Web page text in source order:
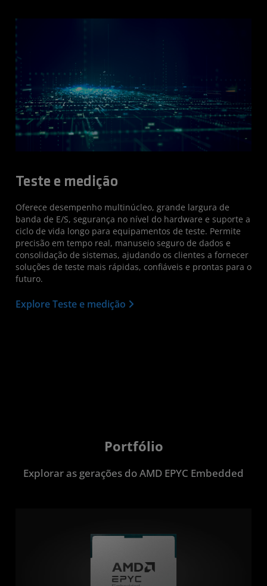
Teste e medição
Oferece desempenho multinúcleo, grande largura de
banda de E/S, segurança no nível do hardware e suporte a
ciclo de vida longo para equipamentos de teste. Permite
precisão em tempo real, manuseio seguro de dados e
consolidação de sistemas, ajudando os clientes a fornecer
soluções de teste mais rápidas, confiáveis e prontas para o
futuro.
Explore Teste e medição
Portfólio
Explorar as gerações do AMD EPYC Embedded